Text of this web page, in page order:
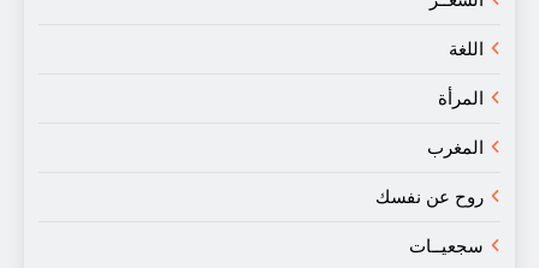
اللغة
المرأة
المغرب
روح عن نفسك
سجعيــات